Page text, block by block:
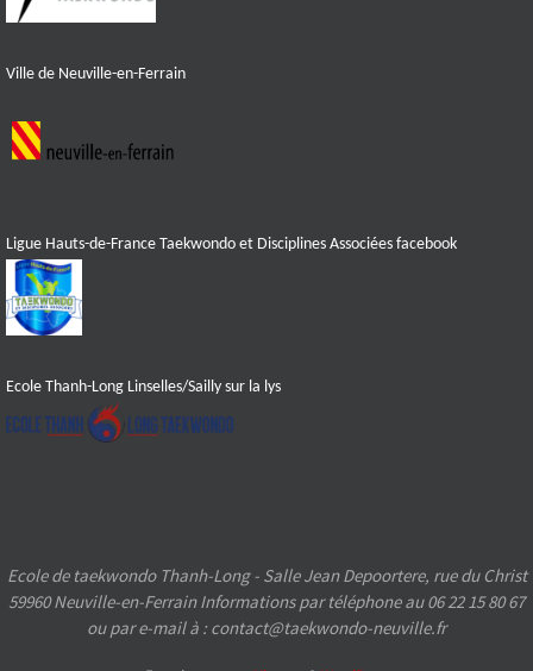
Ville de Neuville-en-Ferrain
Ligue Hauts-de-France Taekwondo et Disciplines Associées facebook
Ecole Thanh-Long Linselles/Sailly sur la lys
Ecole de taekwondo Thanh-Long - Salle Jean Depoortere, rue du Christ
59960 Neuville-en-Ferrain Informations par téléphone au 06 22 15 80 67
ou par e-mail à : contact@taekwondo-neuville.fr